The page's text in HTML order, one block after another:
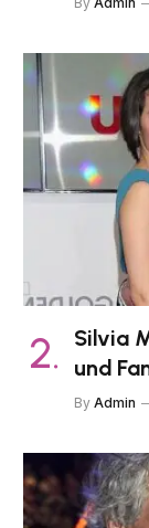
Silvia
und
By Admin